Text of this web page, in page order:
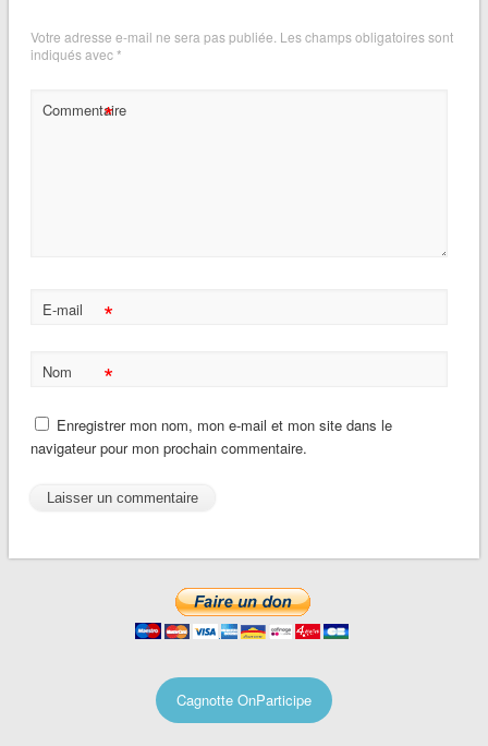
Votre adresse e-mail ne sera pas publiée. Les champs obligatoires sont
indiqués avec*
Commentaire
*
E-mail *
Nom *
Enregistrer mon nom, mon e-mail et mon site dans le
navigateur pour mon prochain commentaire.
Cagnotte OnParticipe